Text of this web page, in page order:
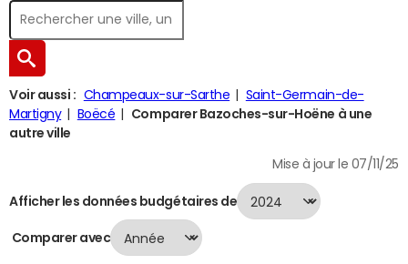
Voir aussi : Champeaux-sur-Sarthe
Saint-Germain-de-
Martigny
Boëcé
Comparer Bazoches-sur-Hoëne à une
autre ville
Mise à jour le 07/11/25
Afficher les données budgétaires de
Comparer avec